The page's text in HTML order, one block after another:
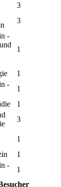
3
3
-
1
1
-
1
1
3
1
1
-
1